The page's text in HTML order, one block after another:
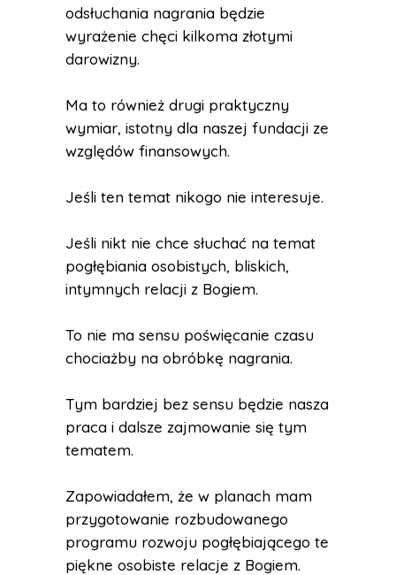
odsłuchania nagrania będzie
wyrażenie chęci kilkoma złotymi
darowizny.
Ma to również drugi praktyczny
wymiar, istotny dla naszej fundacji ze
względów finansowych.
Jeśli ten temat nikogo nie interesuje.
Jeśli nikt nie chce słuchać na temat
pogłębiania osobistych, bliskich,
intymnych relacji z Bogiem.
To nie ma sensu poświęcanie czasu
chociażby na obróbkę nagrania.
Tym bardziej bez sensu będzie nasza
praca i dalsze zajmowanie się tym
tematem.
Zapowiadałem, że w planach mam
przygotowanie rozbudowanego
programu rozwoju pogłębiającego te
piękne osobiste relacje z Bogiem.